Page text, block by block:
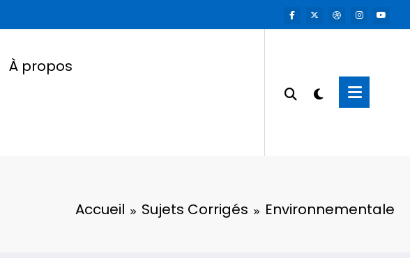
À propos
Accueil Sujets Corrigés Environnementale